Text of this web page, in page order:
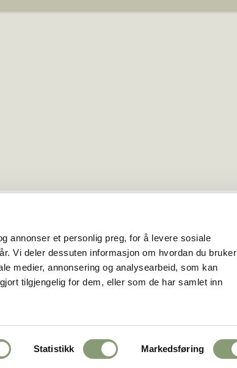
annonser et personlig preg, for å levere sosiale
Vi deler dessuten informasjon om hvordan du bruker
medier, annonsering og analysearbeid, som kan
tilgjengelig for dem, eller som de har samlet inn
Statistikk Markedsføring